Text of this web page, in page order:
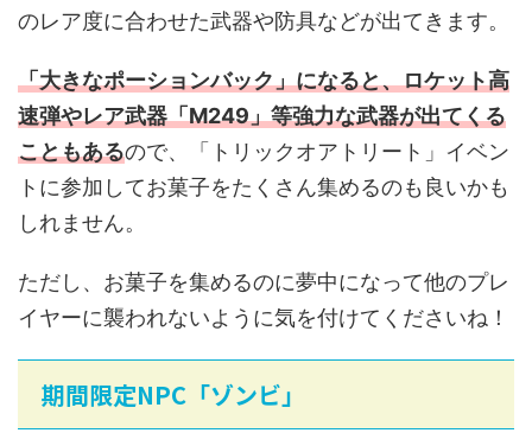
のレア度に合わせた武器や防具などが出てきます。
「大きなポーションバック」になると、ロケット高
速弾やレア武器「M249」等強力な武器が出てくる
こともあるので、「トリックオアトリート」イベン
トに参加してお菓子をたくさん集めるのも良いかも
しれません。
ただし、お菓子を集めるのに夢中になって他のプレ
イヤーに襲われないように気を付けてくださいね！
期間限定NPC「ゾンビ」